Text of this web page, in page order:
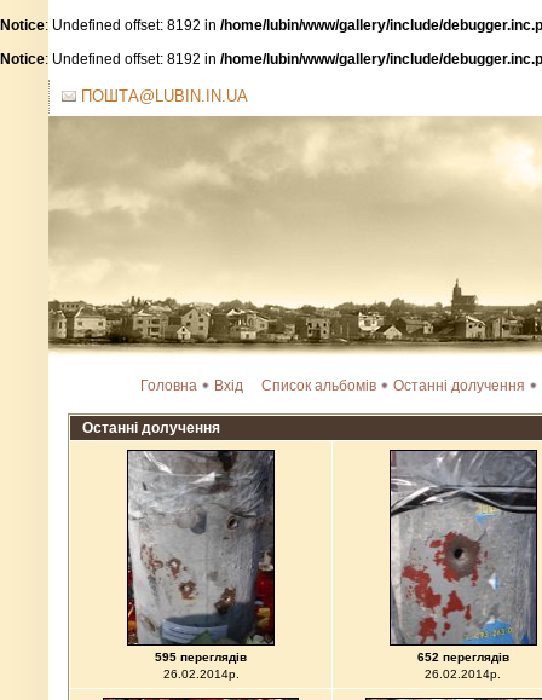
Notice: Undefined offset: 8192 in /home/lubin/www/gallery/include/
Notice: Undefined offset: 8192 in /home/lubin/www/gallery/include/
ПОШТА@LUBIN.IN.UA
Головна Вхід Список альбомів Останні долучення
Останні долучення
595 переглядів
26.02.2014р.
652 переглядів
26.02.2014р.